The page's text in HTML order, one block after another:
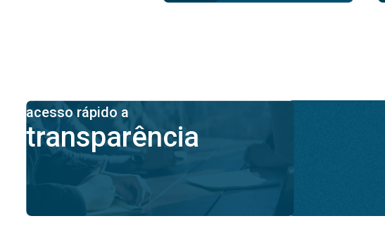
acesso rápido a
transparência